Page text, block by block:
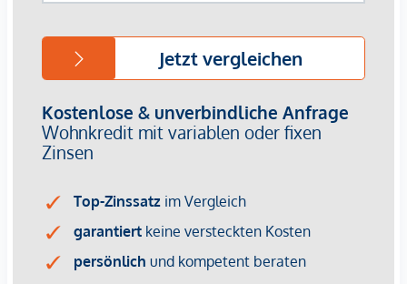
ausgestattete Wohnung überzeugt durch ein durchdachtes
Raumkonzept, moderne Technik und ein lichtdurchflutetes,
offenes Wohngefühl mit großzügigen Raumhöhen. Die
großzügigen Raumhöhen von ca. 3 Metern sorgen für ein
besonders luftiges und offenes Wohnambiente. Herzstück
ist der rund 50 m² große Wohn- und Essbereich mit offener
m² großen Terrasse, ergänzt durch flexibel nutzbare Zimmer
Bad.